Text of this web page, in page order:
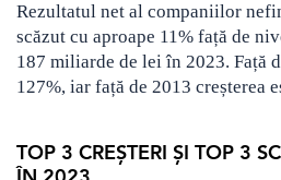
Rezultatul net al companiilor
scăzut cu aproape 11% față de
187 miliarde de lei în 2023. Față
127%, iar față de 2013 creșterea
TOP 3 CREȘTERI ȘI TOP 3